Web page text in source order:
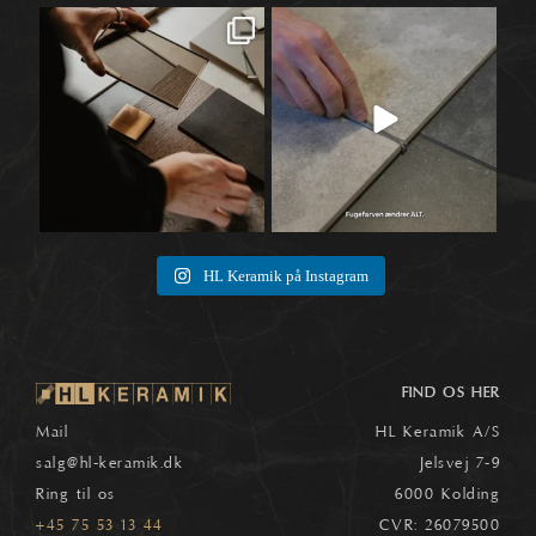
Når materialer først begynder at tale
sammen,...
1 0
Når vi taler fliser, ender snakken ofte
ved selve
HL Keramik på Instagram
Mail
salg@hl-keramik.dk
Ring til os
+45 75 53 13 44
FIND OS HER
HL Keramik A/S
Jelsvej 7-9
6000 Kolding
CVR: 26079500